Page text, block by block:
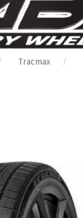
Tracmax